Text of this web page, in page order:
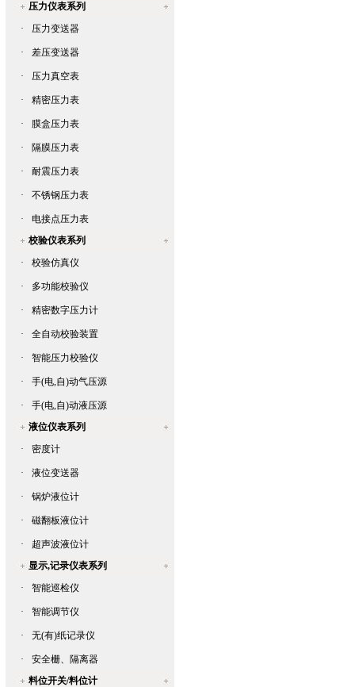
压力仪表系列
·
压力变送器
· 差压变送器
· 压力真空表
· 精密压力表
· 膜盒压力表
· 隔膜压力表
· 耐震压力表
· 不锈钢压力表
·
电接点压力表
校验仪表系列
·
校验仿真仪
· 多功能校验仪
· 精密数字压力计
· 全自动校验装置
· 智能压力校验仪
· 手(电,自)动气压源
·
手(电,自)动液压源
液位仪表系列
·
密度计
· 液位变送器
· 锅炉液位计
· 磁翻板液位计
·
超声波液位计
显示,记录仪表系列
·
智能巡检仪
· 智能调节仪
· 无(有)纸记录仪
·
安全栅、隔离器
料位开关/料位计